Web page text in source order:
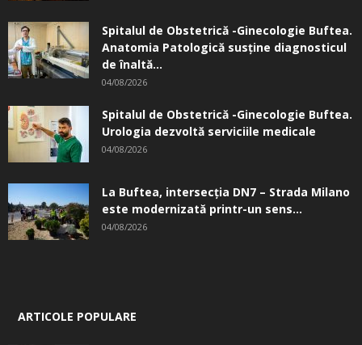
Spitalul de Obstetrică -Ginecologie Buftea.
Anatomia Patologică susţine diagnosticul
de înaltă...
04/08/2026
Spitalul de Obstetrică -Ginecologie Buftea.
Urologia dezvoltă serviciile medicale
04/08/2026
La Buftea, intersecţia DN7 – Strada Milano
este modernizată printr-un sens...
04/08/2026
ARTICOLE POPULARE